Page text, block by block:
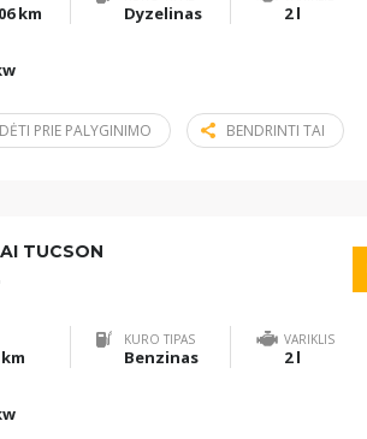
km Dyzelinas 2 l
PRIE PALYGINIMO BENDRINTI TAI
TUCSON
KURO TIPAS
Benzinas
VARIKLIS
2 l